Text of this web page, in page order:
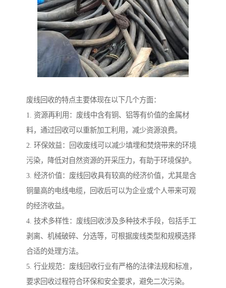
废线回收的特点主要体现在以下几个方面：
1. 资源再利用：废线中含有铜、铝等有价值的金属材
料，通过回收可以重新加工利用，减少资源浪费。
2. 环保效益：回收废线可以减少填埋和焚烧带来的环境
污染，降低对自然资源的开采压力，有助于环境保护。
3. 经济价值：废线回收具有较高的经济价值，尤其是含
铜量高的电线电缆，回收后可以为企业或个人带来可观
的经济收益。
4. 技术多样性：废线回收涉及多种技术手段，包括手工
剥离、机械破碎、分选等，可根据废线类型和规模选择
合适的处理方法。
5. 行业规范：废线回收行业有严格的法律法规和标准，
要求回收过程符合环保和安全要求，避免二次污染。